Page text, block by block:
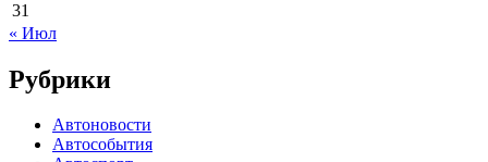
31
« Июл
Рубрики
Автоновости
Автособытия